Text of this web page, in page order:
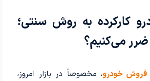
کارکرده به روش سنتی؛
ضرر می‌کنیم؟
فروش خودرو، مخصوصاً در بازار امروز،